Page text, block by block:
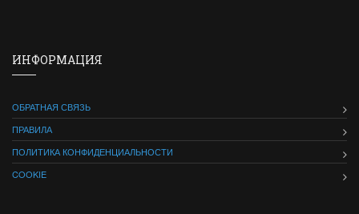
ИНФОРМАЦИЯ
ОБРАТНАЯ СВЯЗЬ
ПРАВИЛА
ПОЛИТИКА КОНФИДЕНЦИАЛЬНОСТИ
COOKIE